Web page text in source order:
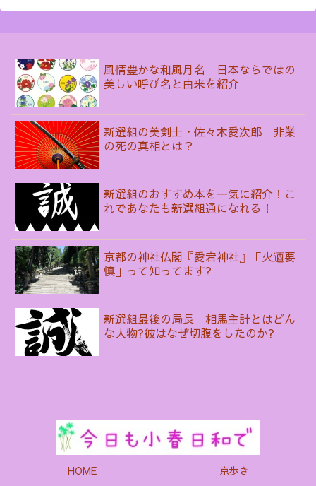
風情豊かな和風月名 日本ならではの
美しい呼び名と由来を紹介
新選組の美剣士・佐々木愛次郎 非業
の死の真相とは？
新選組のおすすめ本を一気に紹介！こ
れであなたも新選組通になれる！
京都の神社仏閣『愛宕神社』「火迺要
慎」って知ってます?
新選組最後の局長 相馬主計とはどん
な人物?彼はなぜ切腹をしたのか?
HOME
京歩き